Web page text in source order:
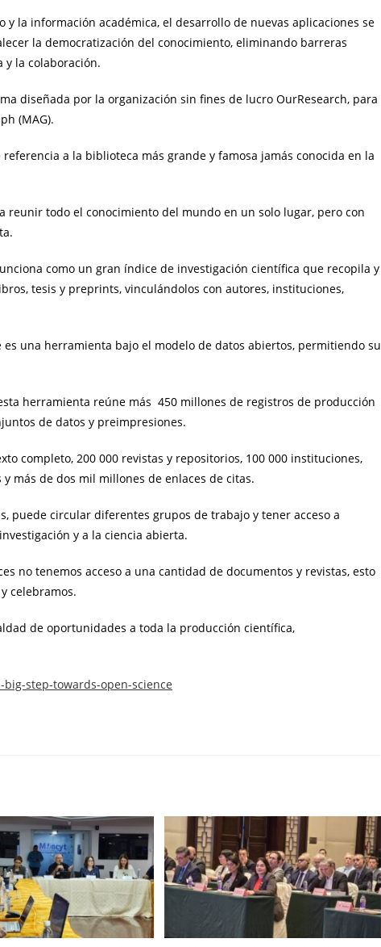
la información académica, el desarrollo de nuevas aplicaciones se
la democratización del conocimiento, eliminando barreras
y la colaboración.
diseñada por la organización sin fines de lucro OurResearch, para
(MAG).
a la biblioteca más grande y famosa jamás conocida en la
reunir todo el conocimiento del mundo en un solo lugar, pero con
como un gran índice de investigación científica que recopila y
tesis y preprints, vinculándolos con autores, instituciones,
una herramienta bajo el modelo de datos abiertos, permitiendo su
herramienta reúne más 450 millones de registros de producción
de datos y preimpresiones.
completo, 200 000 revistas y repositorios, 100 000 instituciones,
más de dos mil millones de enlaces de citas.
puede circular diferentes grupos de trabajo y tener acceso a
y a la ciencia abierta.
no tenemos acceso a una cantidad de documentos y revistas, esto
celebramos.
de oportunidades a toda la producción científica,
step-towards-open-science